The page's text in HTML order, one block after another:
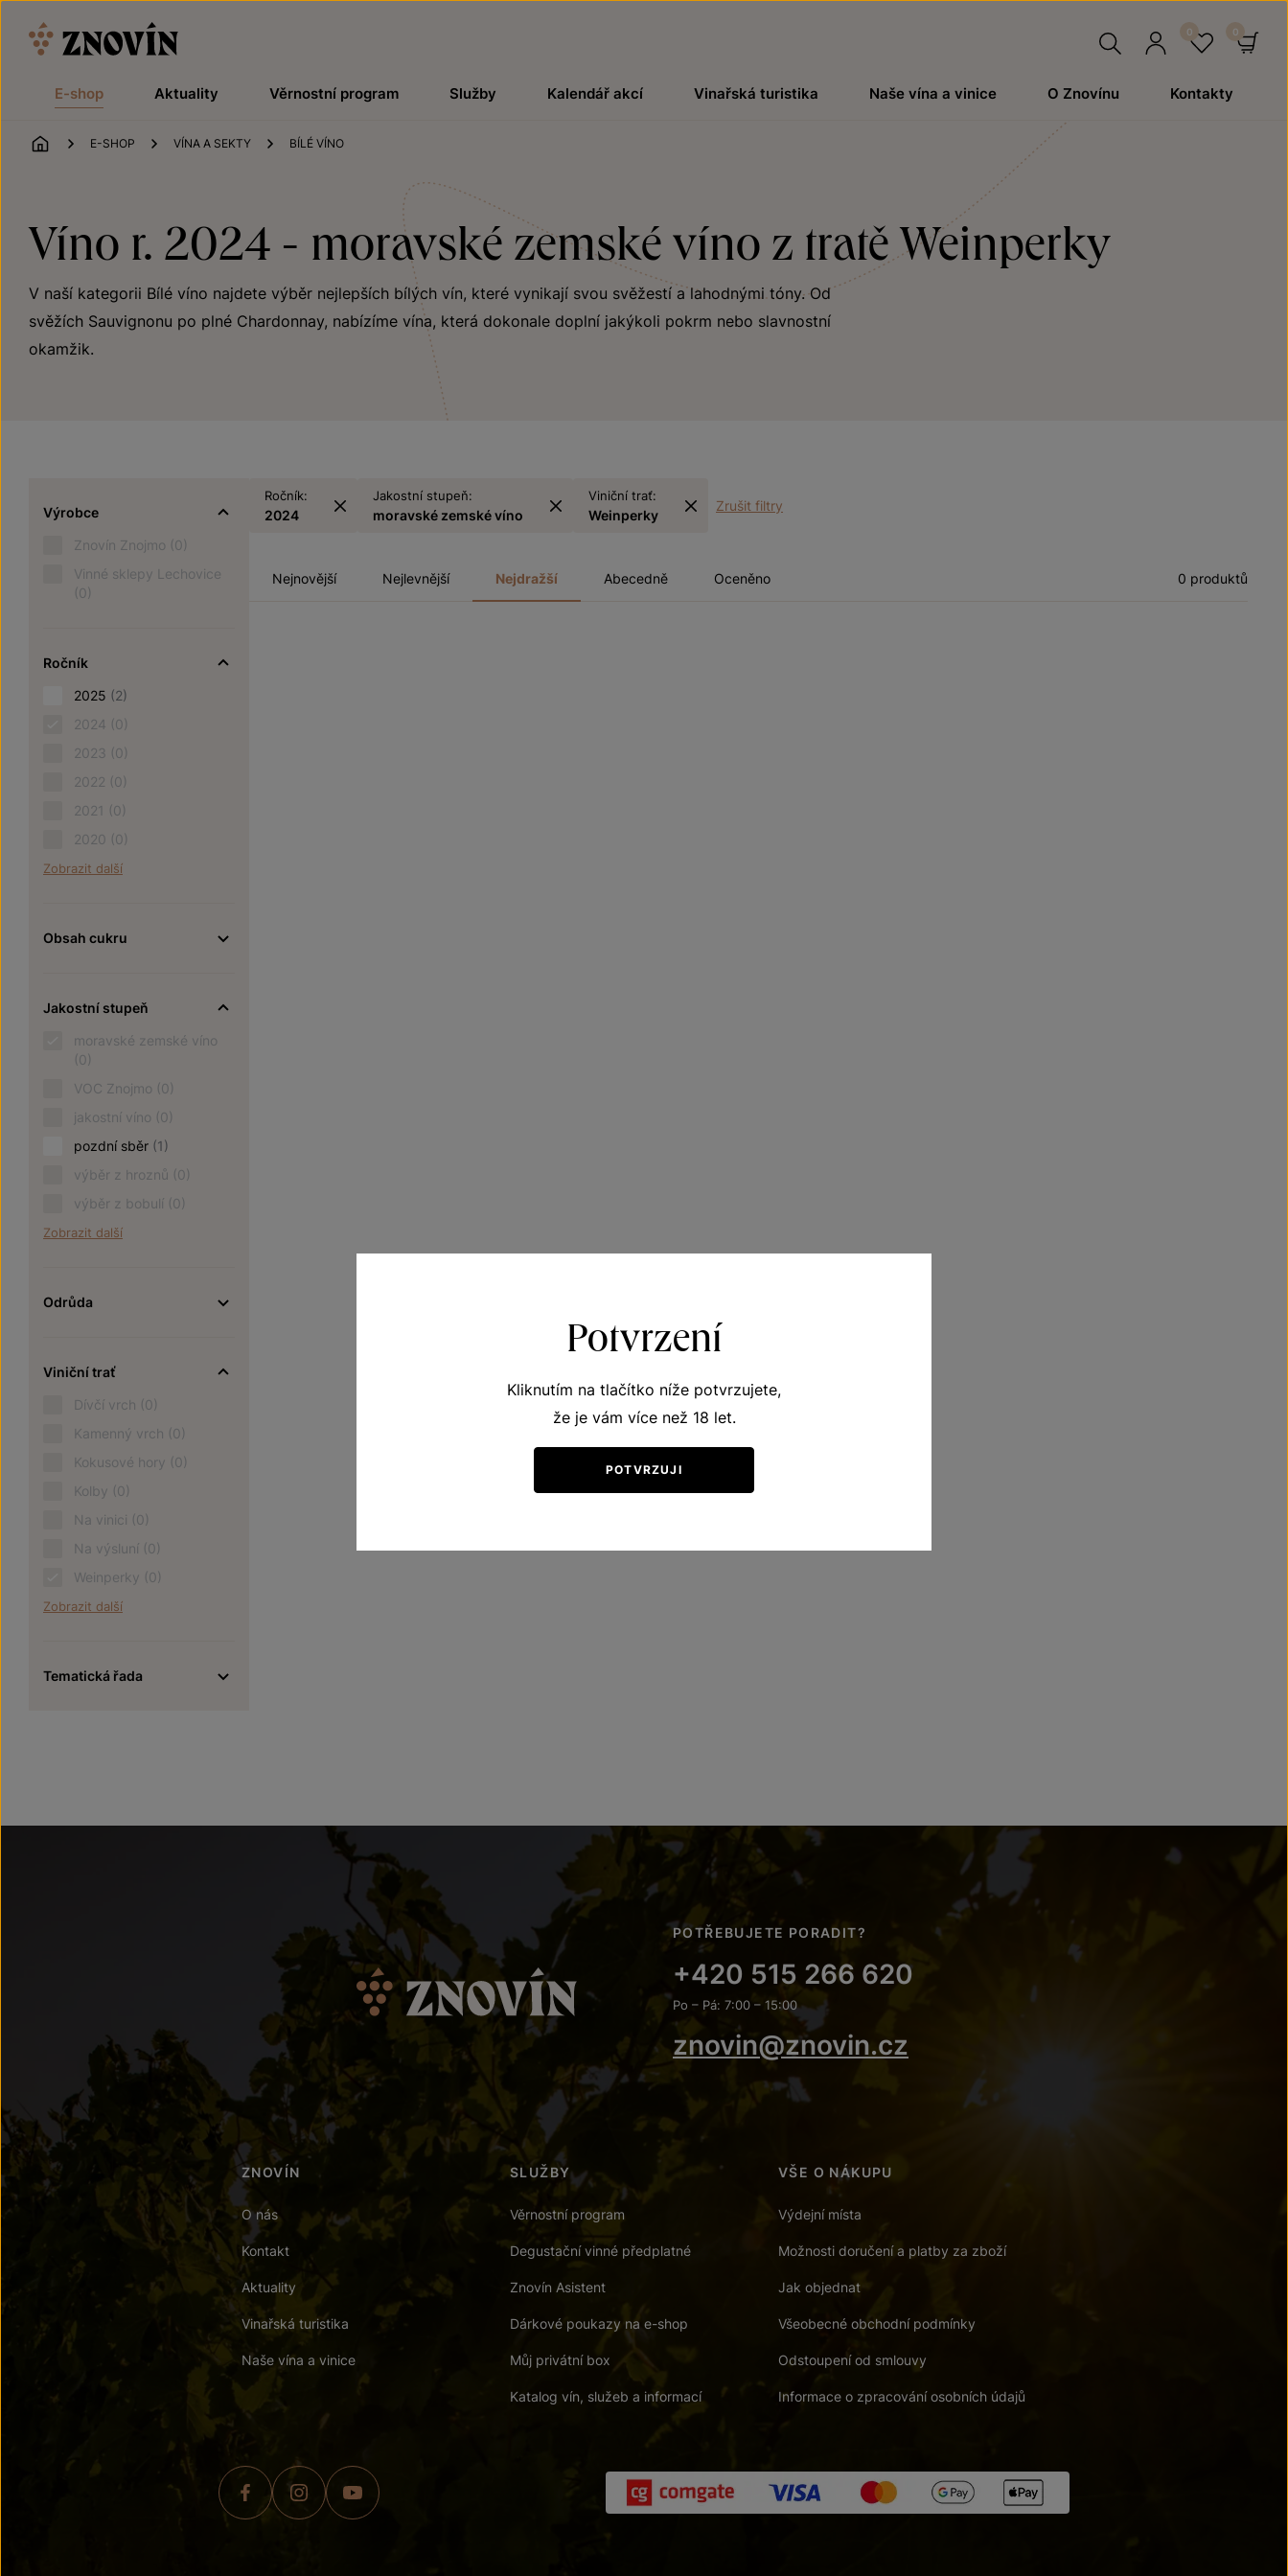
E-shop Aktuality Věrnostní program Služby Kalendář akcí Vinařská turistika Naše vína a vinice O Znovínu Kontakty
ÚVOD
E-SHOP VÍNA A SEKTY BÍLÉ VÍNO
Víno r. 2024 - moravské zemské víno z tratě Weinperky
V naší kategorii Bílé víno najdete výběr nejlepších bílých vín, které vynikají svou svěžestí a lahodnými tóny. Od
svěžích Sauvignonu po plné Chardonnay, nabízíme vína, která dokonale doplní jakýkoli pokrm nebo slavnostní
okamžik.
Výrobce
Znovín Znojmo (0)
Vinné sklepy Lechovice
(0)
Ročník
2025 (2)
2024 (0)
2023 (0)
2022 (0)
2021 (0)
2020 (0)
Zobrazit další
Obsah cukru
Jakostní stupeň
moravské zemské víno
(0)
VOC Znojmo (0)
jakostní víno (0)
pozdní sběr (1)
výběr z hroznů (0)
výběr z bobulí (0)
Zobrazit další
Odrůda
Viniční trať
Dívčí vrch (0)
Kamenný vrch (0)
Kokusové hory (0)
Kolby (0)
Na vinici (0)
Na výsluní (0)
Weinperky (0)
Zobrazit další
Tematická řada
Ročník:
2024
Jakostní stupeň:
moravské zemské víno
Viniční trať:
Weinperky
Zrušit filtry
Nejnovější Nejlevnější Nejdražší Abecedně Oceněno 0 produktů
POTŘEBUJETE PORADIT?
+420 515 266 620
Po – Pá: 7:00 – 15:00
znovin@znovin.cz
ZNOVÍN
O nás
Kontakt
Aktuality
Vinařská turistika
Naše vína a vinice
SLUŽBY
Věrnostní program
Degustační vinné předplatné
Znovín Asistent
Dárkové poukazy na e-shop
Můj privátní box
Katalog vín, služeb a informací
VŠE O NÁKUPU
Výdejní místa
Možnosti doručení a platby za zboží
Jak objednat
Všeobecné obchodní podmínky
Odstoupení od smlouvy
Informace o zpracování osobních údajů
Potvrzení
Kliknutím na tlačítko níže potvrzujete,
že je vám více než 18 let.
POTVRZUJI